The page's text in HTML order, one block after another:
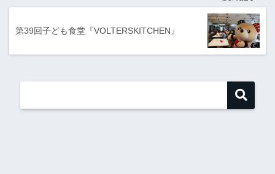
第39回子ども食堂『VOLTERSKITCHEN』